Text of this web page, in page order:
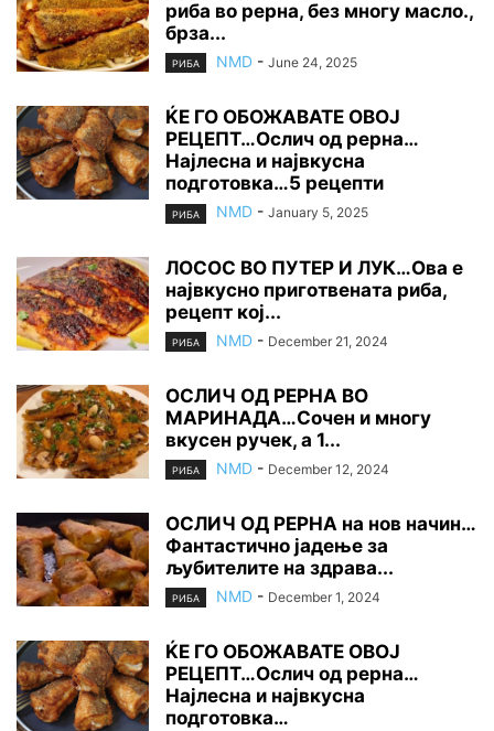
риба во рерна, без многу масло.,
брза...
РИБА NMD - June 24, 2025
ЌЕ ГО ОБОЖАВАТЕ ОВОЈ
РЕЦЕПТ…Ослич од рерна…
Најлесна и највкусна
подготовка…5 рецепти
РИБА NMD - January 5, 2025
ЛОСОС ВО ПУТЕР И ЛУК…Ова е
највкусно приготвената риба,
рецепт кој...
РИБА NMD - December 21, 2024
ОСЛИЧ ОД РЕРНА ВО
МАРИНАДА…Сочен и многу
вкусен ручек, а 1...
РИБА NMD - December 12, 2024
ОСЛИЧ ОД РЕРНА на нов начин…
Фантастично јадење за
љубителите на здрава...
РИБА NMD - December 1, 2024
ЌЕ ГО ОБОЖАВАТЕ ОВОЈ
РЕЦЕПТ…Ослич од рерна…
Најлесна и највкусна
подготовка…